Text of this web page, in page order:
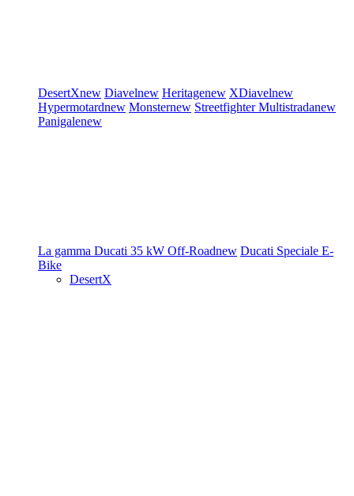
DesertXnew Diavelnew Heritagenew XDiavelnew
Hypermotardnew Monsternew StreetfighterMultistradanew
Panigalenew
La gamma Ducati 35 kW Off-Roadnew Ducati Speciale E-
Bike
DesertX